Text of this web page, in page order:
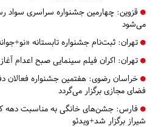
قزوین: چهارمین جشنواره سراسری سواد
می‌شود
تهران: ثبت‌نام جشنواره تابستانه
تهران: اکران فیلم سینمایی صبح اعدام
خراسان رضوی: هفتمین جشنواره فعالان
فضای مجازی برگزار می‌گردد
فارس:
شیراز برگزار شد+ویدئو